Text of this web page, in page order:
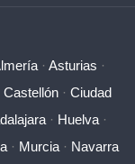
· Asturias ·
Castellón· Ciudad
· Huelva ·
· Murcia· Navarra